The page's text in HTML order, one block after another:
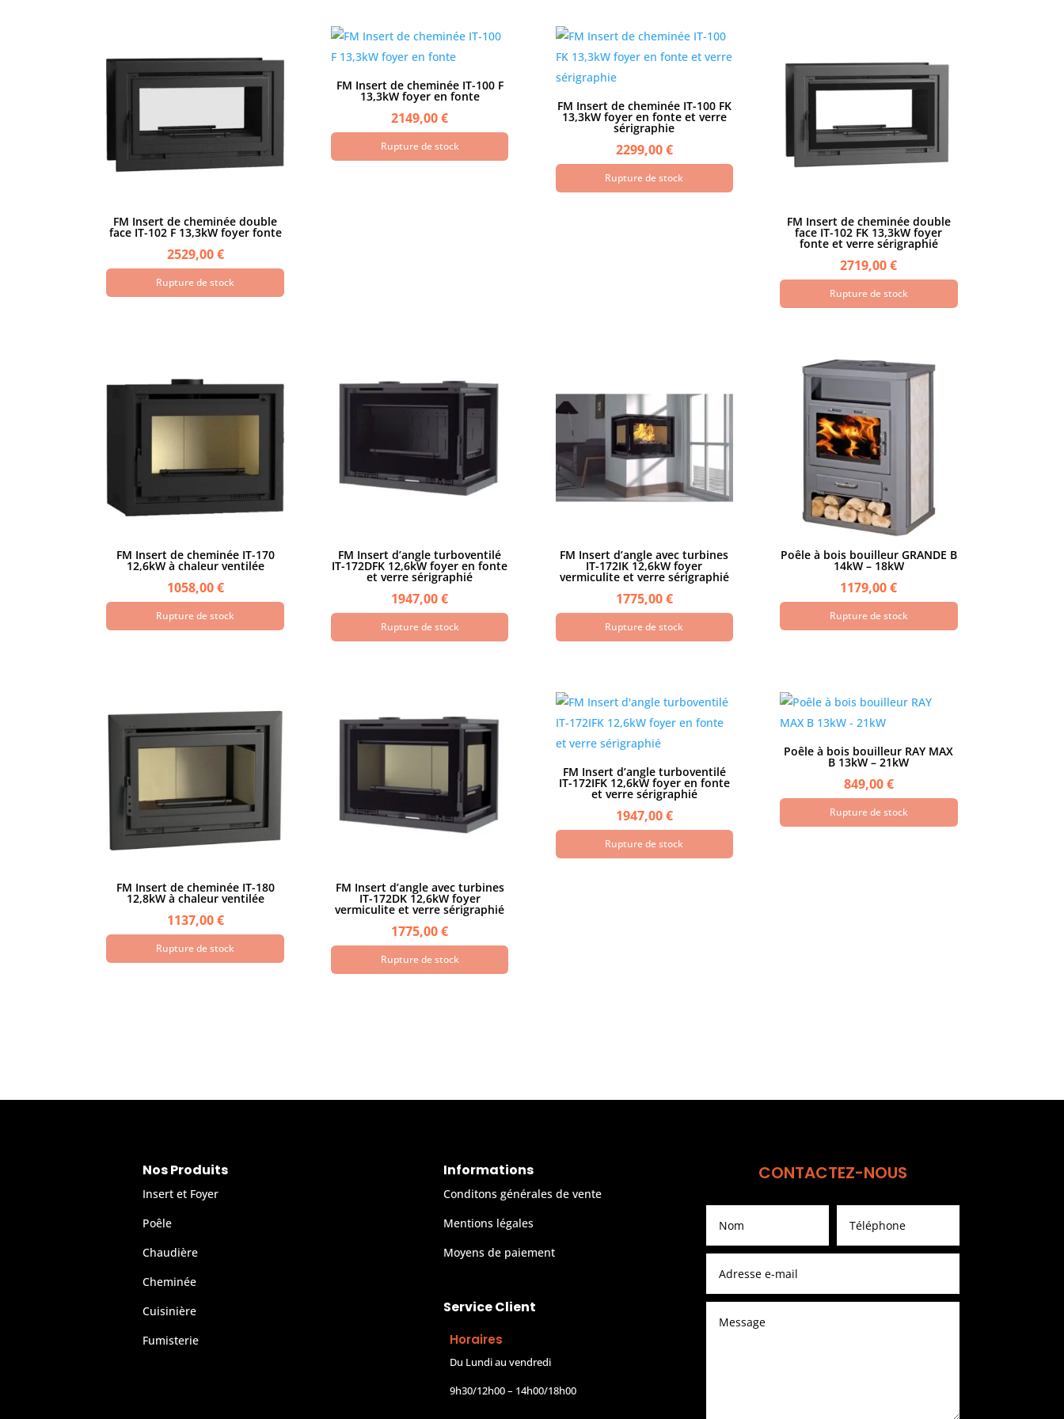
FM Insert de cheminée double
face IT-102 F 13,3kW foyer fonte
2529,00€
Rupture de stock
FM Insert de cheminée IT-100 F
13,3kW foyer en fonte
2149,00€
Rupture de stock
FM Insert de cheminée IT-100 FK
13,3kW foyer en fonte et verre
sérigraphie
2299,00€
Rupture de stock
FM Insert de cheminée double
face IT-102 FK 13,3kW foyer
fonte et verre sérigraphié
2719,00€
Rupture de stock
FM Insert de cheminée IT-170
12,6kW à chaleur ventilée
1058,00€
Rupture de stock
FM Insert d’angle turboventilé
IT-172DFK 12,6kW foyer en fonte
et verre sérigraphié
1947,00€
Rupture de stock
FM Insert d’angle avec turbines
IT-172IK 12,6kW foyer
vermiculite et verre sérigraphié
1775,00€
Rupture de stock
Poêle à bois bouilleur GRANDE B
14kW – 18kW
1179,00€
Rupture de stock
FM Insert de cheminée IT-180
12,8kW à chaleur ventilée
1137,00€
Rupture de stock
FM Insert d’angle avec turbines
IT-172DK 12,6kW foyer
vermiculite et verre sérigraphié
1775,00€
Rupture de stock
FM Insert d’angle turboventilé
IT-172IFK 12,6kW foyer en fonte
et verre sérigraphié
1947,00€
Rupture de stock
Poêle à bois bouilleur RAY MAX
B 13kW – 21kW
849,00€
Rupture de stock
Nos Produits
Insert et Foyer
Poêle
Chaudière
Cheminée
Cuisinière
Fumisterie
Informations
Conditons générales de vente
Mentions légales
Moyens de paiement
Service Client
Horaires
Du Lundi au vendredi
9h30/12h00 – 14h00/18h00
CONTACTEZ-NOUS